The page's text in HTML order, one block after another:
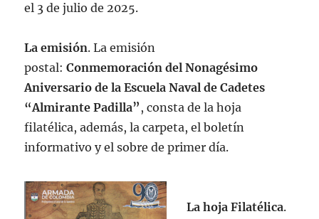
el 3 de julio de 2025.
La emisión. La emisión
postal:Conmemoración del Nonagésimo
Aniversario de la Escuela Naval de Cadetes
“Almirante Padilla” , consta de la hoja
filatélica, además, la carpeta, el boletín
informativo y el sobre de primer día.
La hoja Filatélica.